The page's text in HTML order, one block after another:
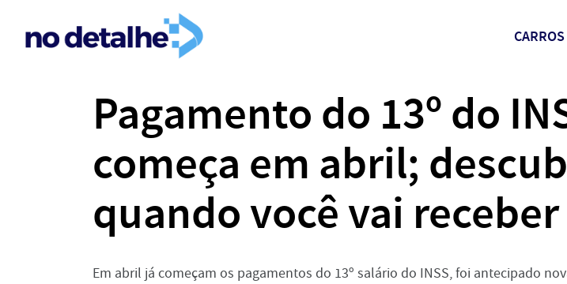
Pagamento do 13º do
começa em abril;
quando você vai receber
Em abril já começam os pagamentos do 13º salário do INSS, foi antecipado